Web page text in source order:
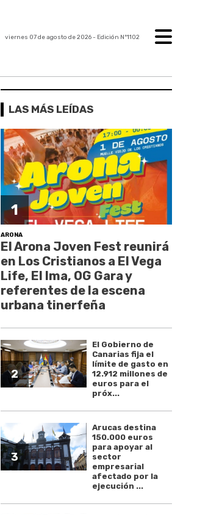
viernes 07 de agosto de 2026- Edición Nº1102
LAS MÁS LEÍDAS
1
ARONA
El Arona Joven Fest reunirá
en Los Cristianos a El Vega
Life, El Ima, OG Gara y
referentes de la escena
urbana tinerfeña
2
El Gobierno de
Canarias fija el
límite de gasto en
12.912 millones de
euros para el
próx...
3
Arucas destina
150.000 euros
para apoyar al
sector
empresarial
afectado por la
ejecución ...